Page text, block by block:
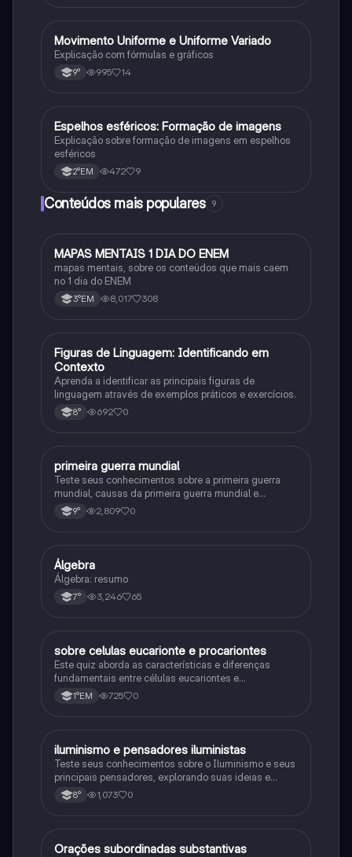
Física
Movimento Uniforme e Uniforme Variado
Explicação com fórmulas e gráficos
9° 995 14
Física
Espelhos esféricos: Formação de imagens
Explicação sobre formação de imagens em espelhos
esféricos
2°EM 472 9
Conteúdos mais populares 9
Português
MAPAS MENTAIS 1 DIA DO ENEM
mapas mentais, sobre os conteúdos que mais caem
no 1 dia do ENEM
3°EM 8,017 308
FPortuguês
Figuras de Linguagem: Identificando em
Contexto
Aprenda a identificar as principais figuras de
linguagem através de exemplos práticos e exercícios.
8° 692 0
História
primeira guerra mundial
Teste seus conhecimentos sobre a primeira guerra
mundial, causas da primeira guerra mundial e
consequências da Primeira Guerra Mundial, fases da
primeira guerra mundial
9° 2,809 0
Matematica
Álgebra
Álgebra: resumo
7° 3,246 65
Biologia
sobre celulas eucarionte e procariontes
Este quiz aborda as características e diferenças
fundamentais entre células eucariontes e
procariontes.
1°EM 725 0
História
iluminismo e pensadores iluministas
Teste seus conhecimentos sobre o Iluminismo e seus
principais pensadores, explorando suas ideias e
impacto histórico.
8° 1,073 0
Português
Orações subordinadas substantivas